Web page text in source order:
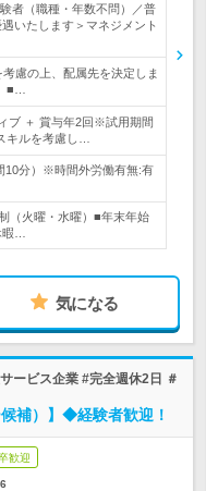
者（職種・年数不問）／普
いたします＞マネジメント
慮の上、配属先を決定しま
■…
ブ ＋ 賞与年2回※試用期間
キルを考慮し…
10分）※時間外労働有無:有
（火曜・水曜）■年末年始
…
気になる
ービス企業 #完全週休2日 ＃
補）】◆経験者歓迎！
歓迎